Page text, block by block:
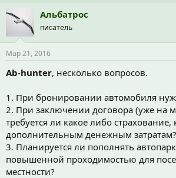
Альбатрос
писатель
Мар 21, 2016
Ab-hunter, несколько вопросов.
1. При бронировании автомобиля
2. При заключении договора (уже на
требуется ли какое либо страхование,
дополнительным денежным затратам?
3. Планируется ли пополнять
повышенной проходимостью для
местности?